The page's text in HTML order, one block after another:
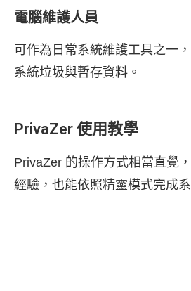
電腦維護人員
可作為日常系統維護工具之一
系統垃圾與暫存資料。
PrivaZer 使用教學
PrivaZer 的操作方式相當直覺
經驗，也能依照精靈模式完成